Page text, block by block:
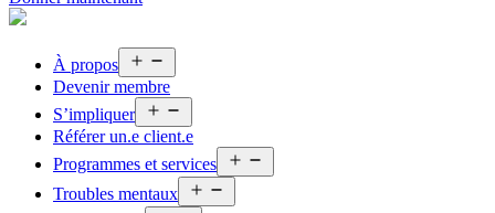
À propos
le
menu
Devenir membre
S’impliquer
le
menu
Référer un.e client.e
Programmes et services
le
Troubles mentaux
le